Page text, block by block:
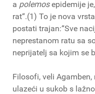
a polemosepidemije
rat“.(1) To je nova
postati trajan:“Sve
neprestanom ratu sa
neprijatelj sa kojim se
Filosofi, veli
ulazeći u sukob s